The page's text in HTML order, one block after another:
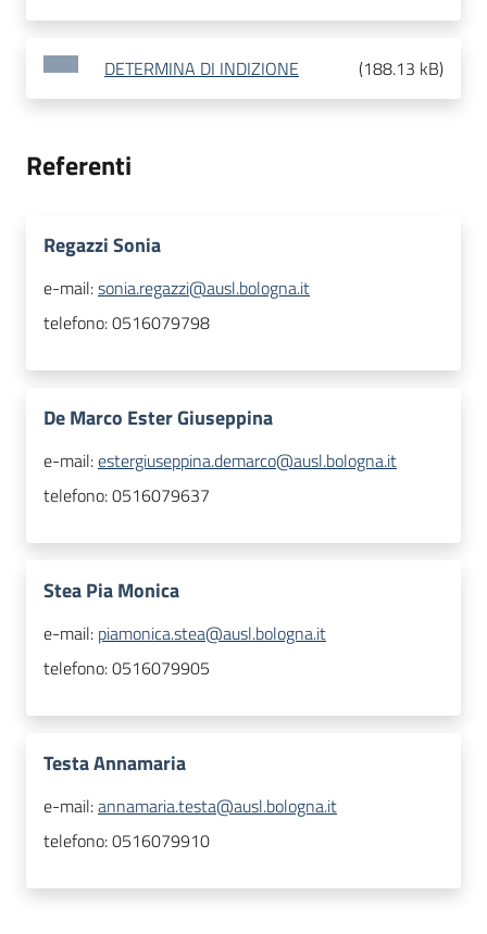
DETERMINA DI INDIZIONE (188.13 kB)
Referenti
Regazzi Sonia
e-mail:sonia.regazzi@ausl.bologna.it
telefono:0516079798
De Marco Ester Giuseppina
e-mail:estergiuseppina.demarco@ausl.bologna.it
telefono:0516079637
Stea Pia Monica
e-mail: piamonica.stea@ausl.bologna.it
telefono:0516079905
Testa Annamaria
e-mail:annamaria.testa@ausl.bologna.it
telefono:0516079910